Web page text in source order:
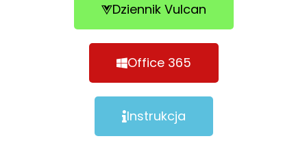
Dziennik Vulcan
Office 365
Instrukcja